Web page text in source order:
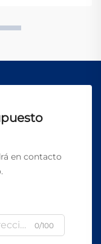
en contacto
0/100